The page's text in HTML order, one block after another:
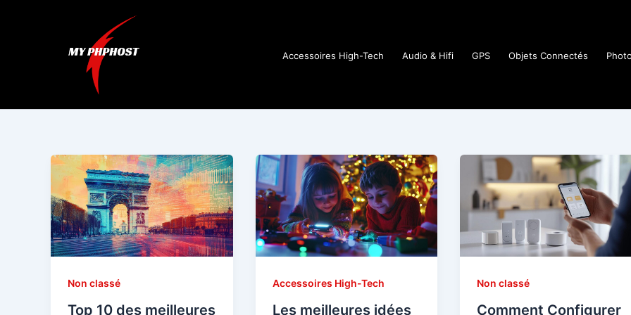
Accessoires High-Tech Audio & Hifi GPS Objets Connectés
Non classé
Top 10 des meilleures
Accessoires High-Tech
Les meilleures idées
Non classé
Comment Configurer